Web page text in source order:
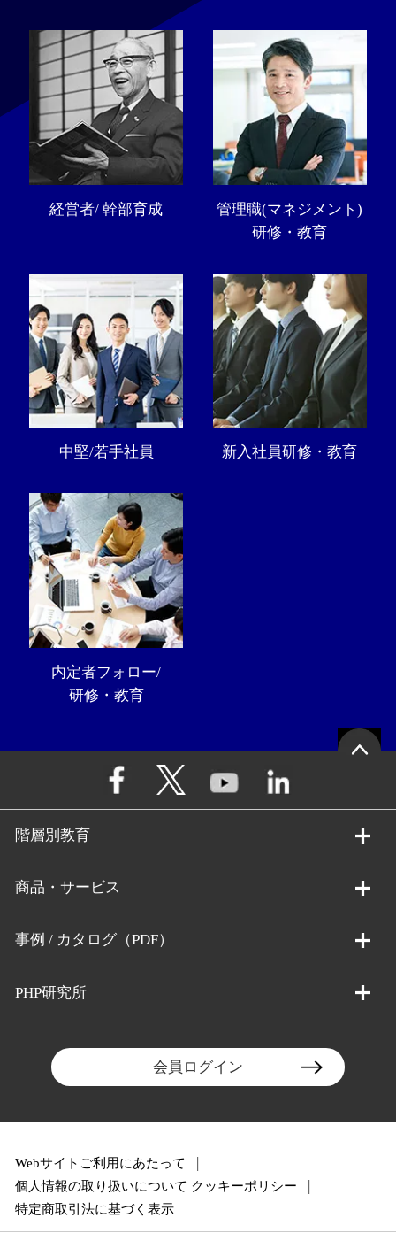
経営者/ 幹部育成
管理職(マネジメント)
研修・教育
中堅/若手社員 新入社員研修・教育
内定者フォロー/
研修・教育
階層別教育
商品・サービス
事例 / カタログ（PDF）
PHP研究所
会員ログイン
Webサイトご利用にあたって
個人情報の取り扱いについて クッキーポリシー
特定商取引法に基づく表示